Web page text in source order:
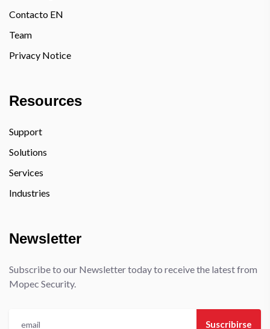
Contacto EN
Team
Privacy Notice
Resources
Support
Solutions
Services
Industries
Newsletter
Subscribe to our Newsletter today to receive the latest from
Mopec Security.
Suscribirse